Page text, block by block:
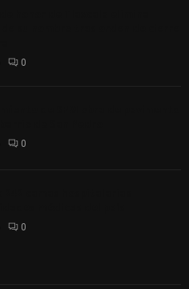
0
0
0